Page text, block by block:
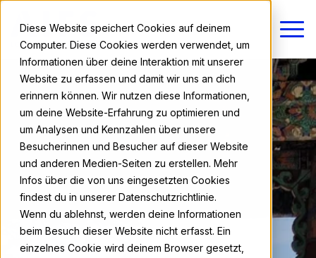
Diese Website speichert Cookies auf deinem
Computer. Diese Cookies werden verwendet, um
Informationen über deine Interaktion mit unserer
Website zu erfassen und damit wir uns an dich
erinnern können. Wir nutzen diese Informationen,
um deine Website-Erfahrung zu optimieren und
um Analysen und Kennzahlen über unsere
Besucherinnen und Besucher auf dieser Website
und anderen Medien-Seiten zu erstellen. Mehr
Infos über die von uns eingesetzten Cookies
findest du in unserer Datenschutzrichtlinie.
Wenn du ablehnst, werden deine Informationen
beim Besuch dieser Website nicht erfasst. Ein
einzelnes Cookie wird deinem Browser gesetzt,